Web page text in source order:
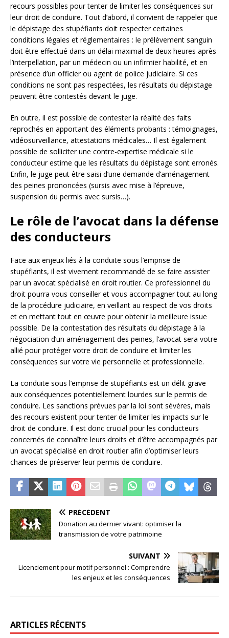
recours possibles pour tenter de limiter les conséquences sur
leur droit de conduire. Tout d’abord, il convient de rappeler que
le dépistage des stupéfiants doit respecter certaines
conditions légales et réglementaires : le prélèvement sanguin
doit être effectué dans un délai maximal de deux heures après
l’interpellation, par un médecin ou un infirmier habilité, et en
présence d’un officier ou agent de police judiciaire. Si ces
conditions ne sont pas respectées, les résultats du dépistage
peuvent être contestés devant le juge.
En outre, il est possible de contester la réalité des faits
reprochés en apportant des éléments probants : témoignages,
vidéosurveillance, attestations médicales… Il est également
possible de solliciter une contre-expertise médicale si le
conducteur estime que les résultats du dépistage sont erronés.
Enfin, le juge peut être saisi d’une demande d’aménagement
des peines prononcées (sursis avec mise à l’épreuve,
suspension du permis avec sursis…).
Le rôle de l’avocat dans la défense
des conducteurs
Face aux enjeux liés à la conduite sous l’emprise de
stupéfiants, il est vivement recommandé de se faire assister
par un avocat spécialisé en droit routier. Ce professionnel du
droit pourra vous conseiller et vous accompagner tout au long
de la procédure judiciaire, en veillant au respect de vos droits
et en mettant tout en œuvre pour obtenir la meilleure issue
possible. De la contestation des résultats du dépistage à la
négociation d’un aménagement des peines, l’avocat sera votre
allié pour protéger votre droit de conduire et limiter les
conséquences sur votre vie personnelle et professionnelle.
La conduite sous l’emprise de stupéfiants est un délit grave
aux conséquences potentiellement lourdes sur le permis de
conduire. Les sanctions prévues par la loi sont sévères, mais
des recours existent pour tenter de limiter les impacts sur le
droit de conduire. Il est donc crucial pour les conducteurs
concernés de connaître leurs droits et d’être accompagnés par
un avocat spécialisé en droit routier afin d’optimiser leurs
chances de préserver leur permis de conduire.
PRÉCÉDENT
Donation au dernier vivant: optimiser la
transmission de votre patrimoine
SUIVANT
Licenciement pour motif personnel : Comprendre
les enjeux et les conséquences
ARTICLES RÉCENTS